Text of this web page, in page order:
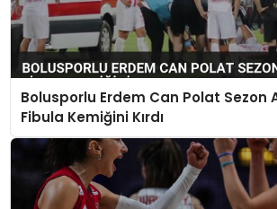
Bolusporlu Erdem Can Polat Sezon
Fibula Kemiğini Kırdı